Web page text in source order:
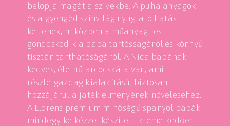
belopja magát a szívekbe. A puha anyagok
és a gyengéd színvilág nyugtató hatást
keltenek, miközben a műanyag test
gondoskodik a baba tartósságáról és könnyű
tisztán tarthatóságáról. A Nica babának
kedves, élethű arcocskája van, ami
részletgazdag kialakítású, biztosan
hozzájárul a játék élményének növeléséhez.
A Llorens prémium minőségű spanyol babák
mindegyike kézzel készített, kiemelkedően